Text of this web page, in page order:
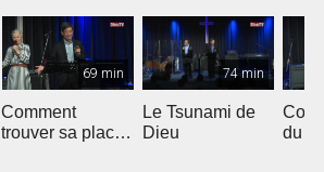
69 min
Comment
trouver sa place
74 min
Le Tsunami de
Dieu
du